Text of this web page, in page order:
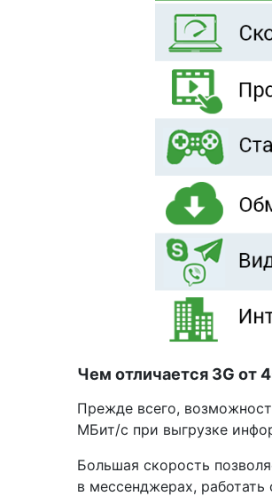
Чем отличается 3G от
Прежде всего,
МБит/с при выгрузке
Большая скорость
в мессенджерах,